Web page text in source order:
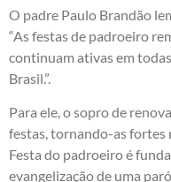
O padre Paulo Brandão
“As festas de padroeiro
continuam ativas em
Brasil.”.
Para ele, o sopro de
festas, tornando-as fortes
Festa do padroeiro é
evangelização de uma